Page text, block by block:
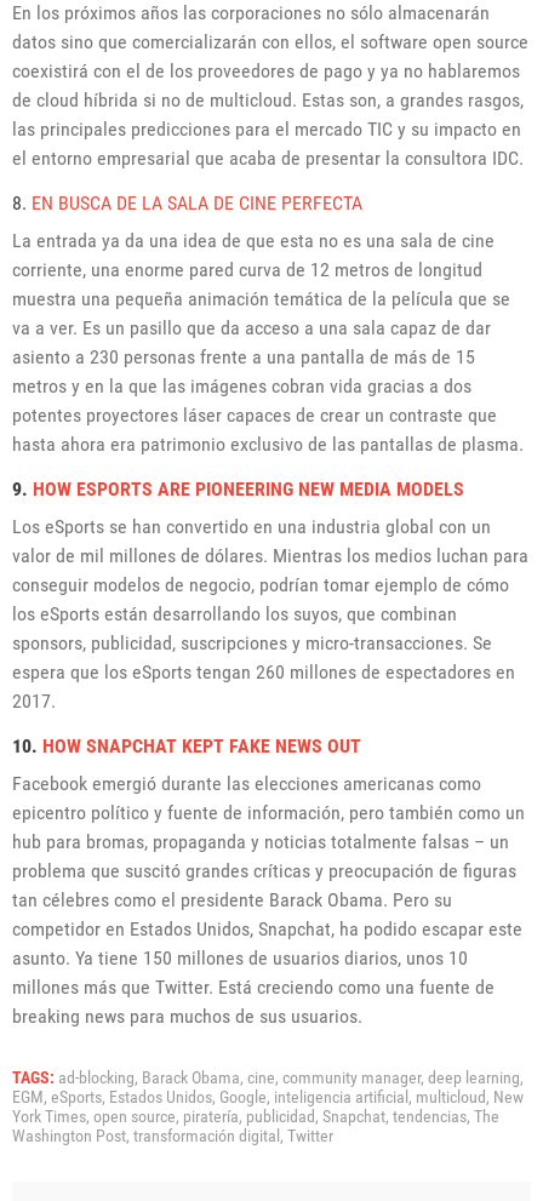
En los próximos años las corporaciones no sólo almacenarán
datos sino que comercializarán con ellos, el software open source
coexistirá con el de los proveedores de pago y ya no hablaremos
de cloud híbrida si no de multicloud. Estas son, a grandes rasgos,
las principales predicciones para el mercado TIC y su impacto en
el entorno empresarial que acaba de presentar la consultora IDC.
8. EN BUSCA DE LA SALA DE CINE PERFECTA
La entrada ya da una idea de que esta no es una sala de cine
corriente, una enorme pared curva de 12 metros de longitud
muestra una pequeña animación temática de la película que se
va a ver. Es un pasillo que da acceso a una sala capaz de dar
asiento a 230 personas frente a una pantalla de más de 15
metros y en la que las imágenes cobran vida gracias a dos
potentes proyectores láser capaces de crear un contraste que
hasta ahora era patrimonio exclusivo de las pantallas de plasma.
9. HOW ESPORTS ARE PIONEERING NEW MEDIA MODELS
Los eSports se han convertido en una industria global con un
valor de mil millones de dólares. Mientras los medios luchan para
conseguir modelos de negocio, podrían tomar ejemplo de cómo
los eSports están desarrollando los suyos, que combinan
sponsors, publicidad, suscripciones y micro-transacciones. Se
espera que los eSports tengan 260 millones de espectadores en
2017.
10. HOW SNAPCHAT KEPT FAKE NEWS OUT
Facebook emergió durante las elecciones americanas como
epicentro político y fuente de información, pero también como un
hub para bromas, propaganda y noticias totalmente falsas – un
problema que suscitó grandes críticas y preocupación de figuras
tan célebres como el presidente Barack Obama. Pero su
competidor en Estados Unidos, Snapchat, ha podido escapar este
asunto. Ya tiene 150 millones de usuarios diarios, unos 10
millones más que Twitter. Está creciendo como una fuente de
breaking news para muchos de sus usuarios.
TAGS: ad-blocking, Barack Obama, cine, community manager, deep learning,
EGM, eSports, Estados Unidos, Google, inteligencia artificial, multicloud, New
York Times, open source, piratería, publicidad, Snapchat, tendencias, The
Washington Post, transformación digital, Twitter